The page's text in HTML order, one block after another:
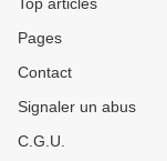
Pages
Contact
Signaler un abus
C.G.U.